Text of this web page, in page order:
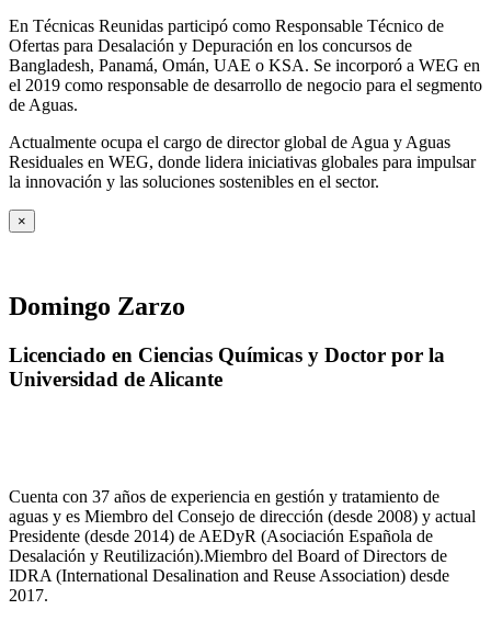
En Técnicas Reunidas participó como Responsable Técnico de
Ofertas para Desalación y Depuración en los concursos de
Bangladesh, Panamá, Omán, UAE o KSA. Se incorporó a WEG en
el 2019 como responsable de desarrollo de negocio para el segmento
de Aguas.
Actualmente ocupa el cargo de director global de Agua y Aguas
Residuales en WEG, donde lidera iniciativas globales para impulsar
la innovación y las soluciones sostenibles en el sector.
×
Domingo Zarzo
Licenciado en Ciencias Químicas y Doctor por la
Universidad de Alicante
Cuenta con 37 años de experiencia en gestión y tratamiento de
aguas y es Miembro del Consejo de dirección (desde 2008) y actual
Presidente (desde 2014) de AEDyR (Asociación Española de
Desalación y Reutilización).Miembro del Board of Directors de
IDRA (International Desalination and Reuse Association) desde
2017.